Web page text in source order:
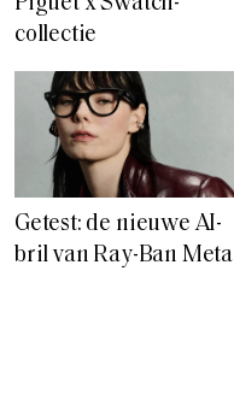
Piguet x Swatch-
collectie
Getest: de nieuwe AI-
bril van Ray-Ban Meta